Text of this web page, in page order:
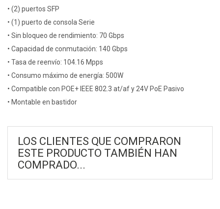
• (2) puertos SFP
• (1) puerto de consola Serie
• Sin bloqueo de rendimiento: 70 Gbps
• Capacidad de conmutación: 140 Gbps
• Tasa de reenvío: 104.16 Mpps
• Consumo máximo de energía: 500W
• Compatible con POE+ IEEE 802.3 at/af y 24V PoE Pasivo
• Montable en bastidor
LOS CLIENTES QUE COMPRARON
ESTE PRODUCTO TAMBIÉN HAN
COMPRADO...